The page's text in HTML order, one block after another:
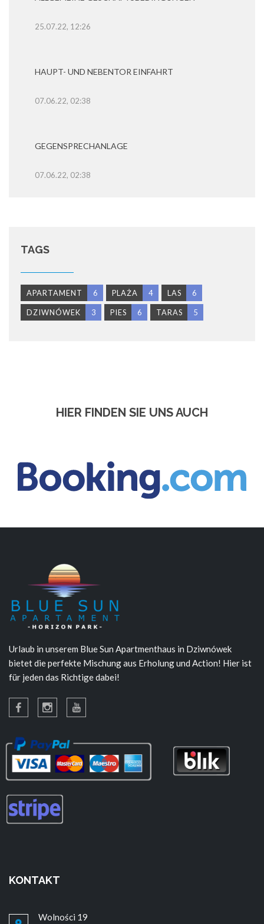
25.07.22, 12:26
HAUPT- UND NEBENTOR EINFAHRT
07.06.22, 02:38
GEGENSPRECHANLAGE
07.06.22, 02:38
TAGS
APARTAMENT 6 PLAŻA 4 LAS 6
DZIWNÓWEK 3 PIES 6 TARAS 5
HIER FINDEN SIE UNS AUCH
Urlaub in unserem Blue Sun Apartmenthaus in Dziwnówek
bietet die perfekte Mischung aus Erholung und Action! Hier ist
für jeden das Richtige dabei!
KONTAKT
Wolności 19